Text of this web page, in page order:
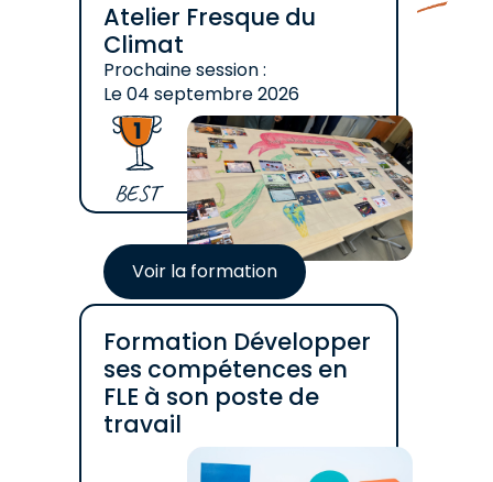
Atelier Fresque du
Climat
BEST
Prochaine session :
Le04 septembre 2026
Voir la formation
Formation Développer
ses compétences en
FLE à son poste de
travail